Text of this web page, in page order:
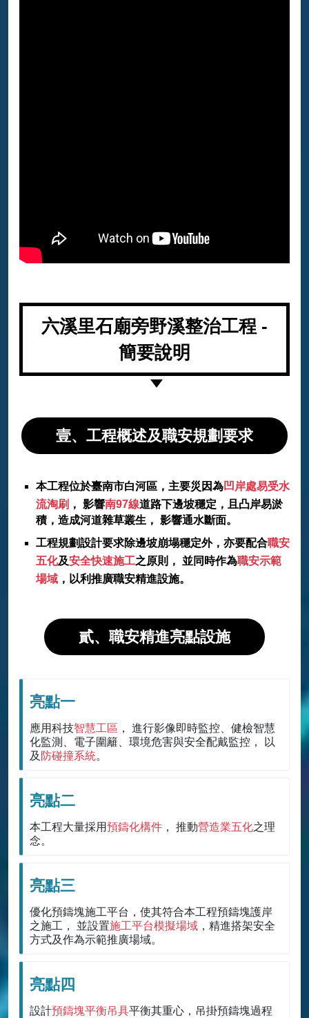
六溪里石廟旁野溪整治工程 -
簡要說明
壹、工程概述及職安規劃要求
本工程位於臺南市白河區，主要災因為凹岸處易受水
流淘刷 ， 影響南97線道路下邊坡穩定，且凸岸易淤
積，造成河道雜草叢生， 影響通水斷面。
工程規劃設計要求除邊坡崩塌穩定外，亦要配合職安
五化及安全快速施工之原則， 並同時作為職安示範
場域 ，以利推廣職安精進設施。
貳、職安精進亮點設施
亮點一
應用科技智慧工區 ， 進行影像即時監控、健檢智慧
化監測、電子圍籬、環境危害與安全配戴監控， 以
及 防碰撞系統。
亮點二
本工程大量採用預鑄化構件 ， 推動營造業五化之理
念。
亮點三
優化預鑄塊施工平台，使其符合本工程預鑄塊護岸
之施工， 並設置施工平台模擬場域 ，精進搭架安全
方式及作為示範推廣場域。
亮點四
設計預鑄塊平衡吊具平衡其重心，吊掛預鑄塊過程